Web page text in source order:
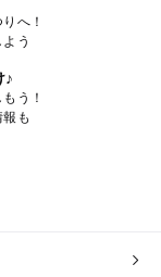
へ！
う
♪
う！
も